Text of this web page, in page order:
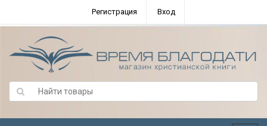
Регистрация Вход